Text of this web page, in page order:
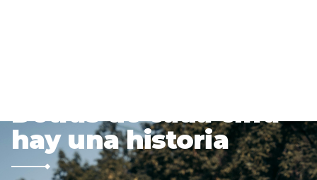
Detrás de cada cifra
hay una historia